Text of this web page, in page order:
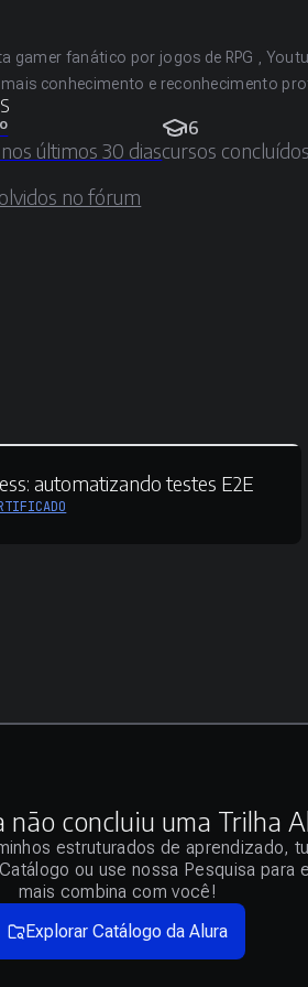
gamer fanático por jogos de RPG ,
mais conhecimento e reconhecimento
últimos 30 dias
6
cursos concluídos
no fórum
automatizando testes E2E
não concluiu uma Trilha
estruturados de aprendizado,
ou use nossa Pesquisa para
mais combina com você!
Explorar Catálogo da Alura